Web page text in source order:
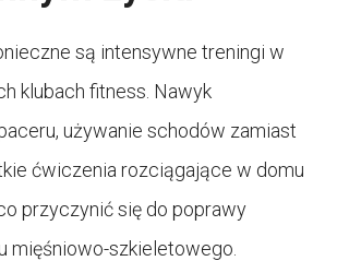
są intensywne treningi w
klubach fitness. Nawyk
używanie schodów zamiast
ćwiczenia rozciągające w domu
przyczynić się do poprawy
mięśniowo-szkieletowego.